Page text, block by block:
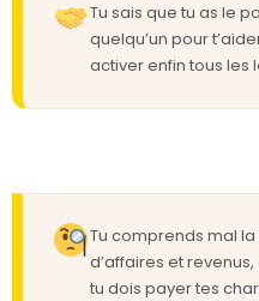
Tu sais que tu as le
quelqu’un pour
activer enfin tous les
Tu comprends mal
d’affaires et
tu dois payer tes